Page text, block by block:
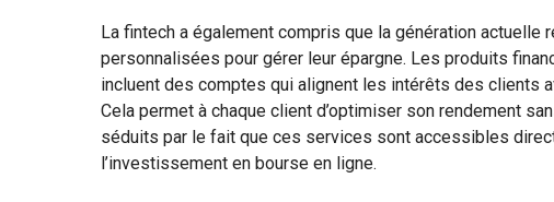
La fintech a également compris que la génération actuelle
personnalisées pour gérer leur épargne. Les produits
incluent des comptes qui alignent les intérêts des clients
Cela permet à chaque client d’optimiser son rendement
séduits par le fait que ces services sont accessibles
l’investissement en bourse en ligne.